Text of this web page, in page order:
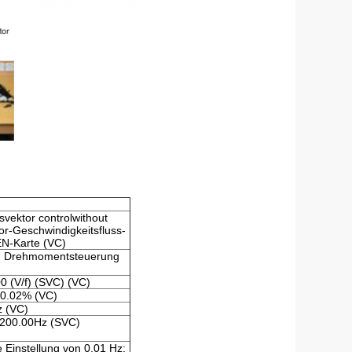
controlwithout
Geschwindigkeitsfluss-
Karte (VC)
(V/f) (SVC) (VC)
(VC)
(VC)
(SVC)
Einstellung von 0,01 Hz: